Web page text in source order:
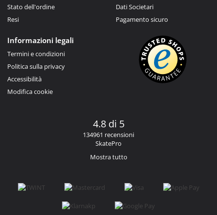
Stato dell'ordine
Resi
Dati Societari
Pagamento sicuro
Informazioni legali
Termini e condizioni
Politica sulla privacy
Accessibilità
Modifica cookie
4.8 di 5
134961 recensioni
SkatePro
Mostra tutto